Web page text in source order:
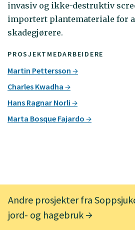
PROSJEKTMEDARBEIDERE
Martin Pettersson
Charles Kwadha
Hans Ragnar Norli
Marta Bosque Fajardo
invasiv og ikke-destruktiv
importert plantemateriale for
skadegjørere.
Andre prosjekter fra
jord- og hagebruk